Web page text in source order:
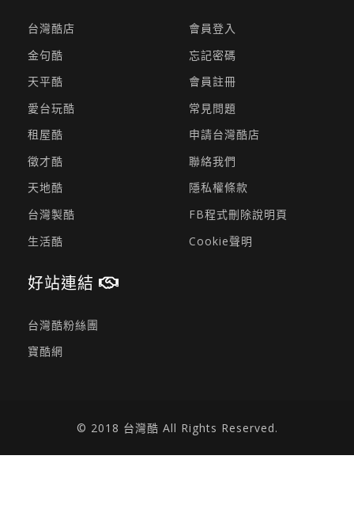
台灣酷店
金句酷
天平酷
愛台玩酷
租屋酷
徵才酷
天地酷
台灣製酷
生活酷
會員登入
忘記密碼
會員註冊
常見問題
申請台灣酷店
聯絡我們
隱私權條款
FB程式刪除說明頁
Cookie聲明
好站連結
台灣酷粉絲團
寶酷網
© 2018 台灣酷 All Rights Reserved.